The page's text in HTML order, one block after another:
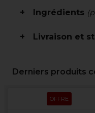
Ingrédients
Livraison et
Derniers produits
OFFRE